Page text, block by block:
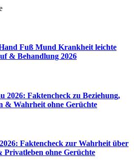
Fuß Mund Krankheit leichte
& Behandlung 2026
2026: Faktencheck zu Beziehung,
& Wahrheit ohne Gerüchte
Faktencheck zur Wahrheit über
ohne Gerüchte